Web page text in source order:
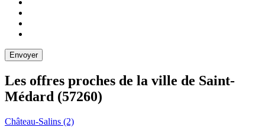
Les offres proches de la ville de Saint-
Médard (57260)
Château-Salins (2)